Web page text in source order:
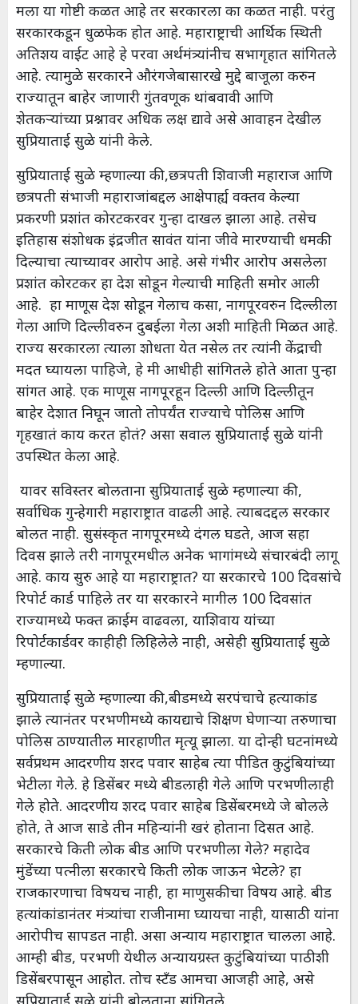
मला या गोष्टी कळत आहे तर सरकारला का कळत नाही. परंतु
सरकारकडून धुळफेक होत आहे. महाराष्ट्राची आर्थिक स्थिती
अतिशय वाईट आहे हे परवा अर्थमंत्र्यांनीच सभागृहात सांगितले
आहे. त्यामुळे सरकारने औरंगजेबासारखे मुद्दे बाजूला करुन
राज्यातून बाहेर जाणारी गुंतवणूक थांबवावी आणि
शेतकऱ्यांच्या प्रश्नावर अधिक लक्ष द्यावे असे आवाहन देखील
सुप्रियाताई सुळे यांनी केले.
सुप्रियाताई सुळे म्हणाल्या की,छत्रपती शिवाजी महाराज आणि
छत्रपती संभाजी महाराजांबद्दल आक्षेपार्ह्य वक्तव केल्या
प्रकरणी प्रशांत कोरटकरवर गुन्हा दाखल झाला आहे. तसेच
इतिहास संशोधक इंद्रजीत सावंत यांना जीवे मारण्याची धमकी
दिल्याचा त्याच्यावर आरोप आहे. असे गंभीर आरोप असलेला
प्रशांत कोरटकर हा देश सोडून गेल्याची माहिती समोर आली
आहे. हा माणूस देश सोडून गेलाच कसा, नागपूरवरुन दिल्लीला
गेला आणि दिल्लीवरुन दुबईला गेला अशी माहिती मिळत आहे.
राज्य सरकारला त्याला शोधता येत नसेल तर त्यांनी केंद्राची
मदत घ्यायला पाहिजे, हे मी आधीही सांगितले होते आता पुन्हा
सांगत आहे. एक माणूस नागपूरहून दिल्ली आणि दिल्लीतून
बाहेर देशात निघून जातो तोपर्यंत राज्याचे पोलिस आणि
गृहखातं काय करत होतं? असा सवाल सुप्रियाताई सुळे यांनी
उपस्थित केला आहे.
यावर सविस्तर बोलताना सुप्रियाताई सुळे म्हणाल्या की,
सर्वाधिक गुन्हेगारी महाराष्ट्रात वाढली आहे. त्याबदद्दल सरकार
बोलत नाही. सुसंस्कृत नागपूरमध्ये दंगल घडते, आज सहा
दिवस झाले तरी नागपूरमधील अनेक भागांमध्ये संचारबंदी लागू
आहे. काय सुरु आहे या महाराष्ट्रात? या सरकारचे 100 दिवसांचे
रिपोर्ट कार्ड पाहिले तर या सरकारने मागील 100 दिवसांत
राज्यामध्ये फक्त क्राईम वाढवला, याशिवाय यांच्या
रिपोर्टकार्डवर काहीही लिहिलेले नाही, असेही सुप्रियाताई सुळे
म्हणाल्या.
सुप्रियाताई सुळे म्हणाल्या की,बीडमध्ये सरपंचाचे हत्याकांड
झाले त्यानंतर परभणीमध्ये कायद्याचे शिक्षण घेणाऱ्या तरुणाचा
पोलिस ठाण्यातील मारहाणीत मृत्यू झाला. या दोन्ही घटनांमध्ये
सर्वप्रथम आदरणीय शरद पवार साहेब त्या पीडित कुटुंबियांच्या
भेटीला गेले. हे डिसेंबर मध्ये बीडलाही गेले आणि परभणीलाही
गेले होते. आदरणीय शरद पवार साहेब डिसेंबरमध्ये जे बोलले
होते, ते आज साडे तीन महिन्यांनी खरं होताना दिसत आहे.
सरकारचे किती लोक बीड आणि परभणीला गेले? महादेव
मुंडेंच्या पत्नीला सरकारचे किती लोक जाऊन भेटले? हा
राजकारणाचा विषयच नाही, हा माणुसकीचा विषय आहे. बीड
हत्यांकांडानंतर मंत्र्यांचा राजीनामा घ्यायचा नाही, यासाठी यांना
आरोपीच सापडत नाही. असा अन्याय महाराष्ट्रात चालला आहे.
आम्ही बीड, परभणी येथील अन्यायग्रस्त कुटुंबियांच्या पाठीशी
डिसेंबरपासून आहोत. तोच स्टँड आमचा आजही आहे, असे